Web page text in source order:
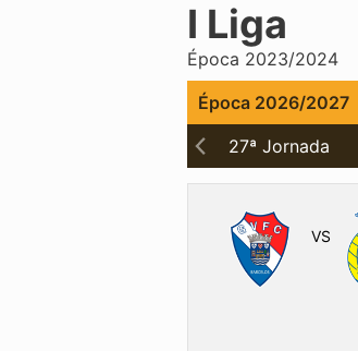
I Liga
Época 2023/2024
Época 2026/2027
26ª Jornada 27ª Jornada
VS